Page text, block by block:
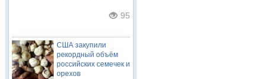
95
США закупили
рекордный объём
российских семечек и
орехов